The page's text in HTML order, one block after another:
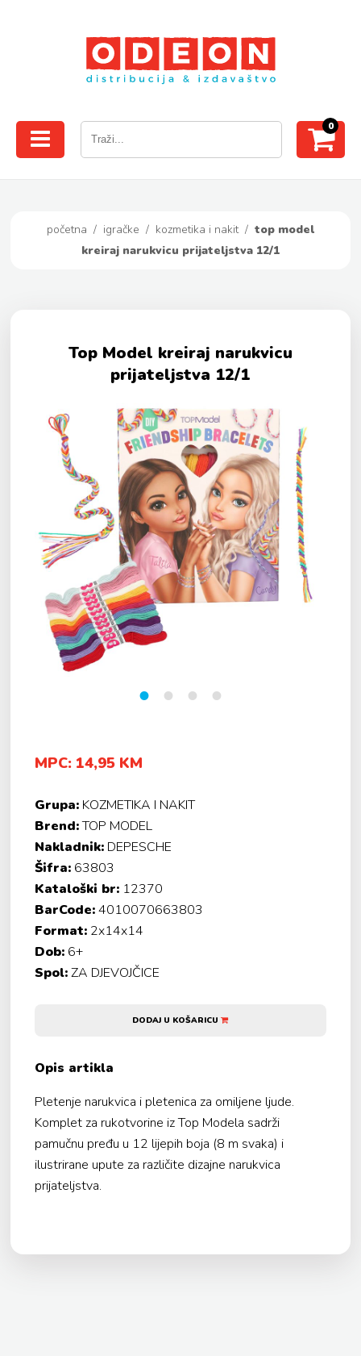
0
početna / igračke / kozmetika i nakit/ top model
kreiraj narukvicu prijateljstva 12/1
Top Model kreiraj narukvicu
prijateljstva 12/1
MPC: 14,95 KM
Grupa: KOZMETIKA I NAKIT
Brend:TOP MODEL
Nakladnik: DEPESCHE
Šifra: 63803
Kataloški br: 12370
BarCode:4010070663803
Format: 2x14x14
Dob: 6+
Spol:ZA DJEVOJČICE
DODAJ U KOŠARICU
Opis artikla
Pletenje narukvica i pletenica za omiljene ljude.
Komplet za rukotvorine iz Top Modela sadrži
pamučnu pređu u 12 lijepih boja (8 m svaka) i
ilustrirane upute za različite dizajne narukvica
prijateljstva.